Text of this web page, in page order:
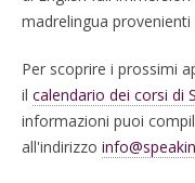
madrelingua
Per scoprire i prossimi
il calendario dei corsi di
informazioni puoi
all'indirizzo